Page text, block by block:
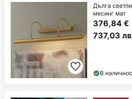
Дълга
месинг мат
376,84 €
737,03
В